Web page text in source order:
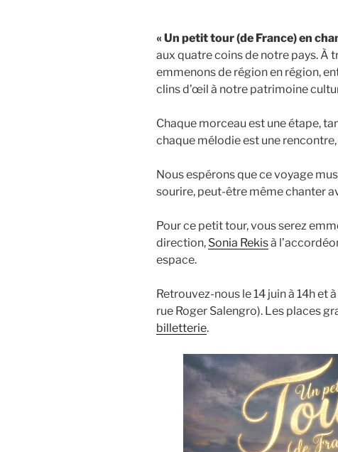
« Un petit tour (de France) en
aux quatre coins de notre pays. À
emmenons de région en région,
clins d’œil à notre patrimoine
Chaque morceau est une étape,
chaque mélodie est une
Nous espérons que ce voyage
sourire, peut-être même chanter
Pour ce petit tour, vous serez
direction, Sonia Rekisà
espace.
Retrouvez-nous le 14 juin à 14h et à
rue Roger Salengro). Les places
billetterie.